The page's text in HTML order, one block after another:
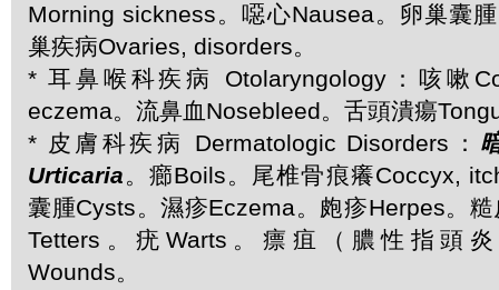
Morning sickness。噁心Nausea。卵巢囊
巢疾病Ovaries, disorders。
* 耳鼻喉科疾病 Otolaryngology：咳嗽
eczema。流鼻血Nosebleed。舌頭潰瘍
* 皮膚科疾病 Dermatologic Disorders：
Urticaria。癤Boils。尾椎骨痕癢Coccyx,
囊腫Cysts。濕疹Eczema。皰疹Herpes。
Tetters。疣Warts。瘭疽（膿性指頭
Wounds。